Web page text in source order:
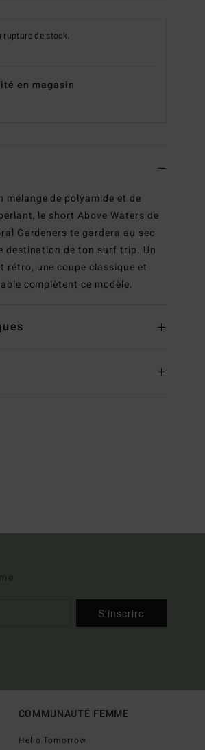
de stock.
en magasin
mélange de polyamide et de
le short Above Waters de
Gardeners te gardera au sec
destination de ton surf trip. Un
rétro, une coupe classique et
complètent ce modèle.
S'inscrire
COMMUNAUTÉ FEMME
Hello Tomorrow